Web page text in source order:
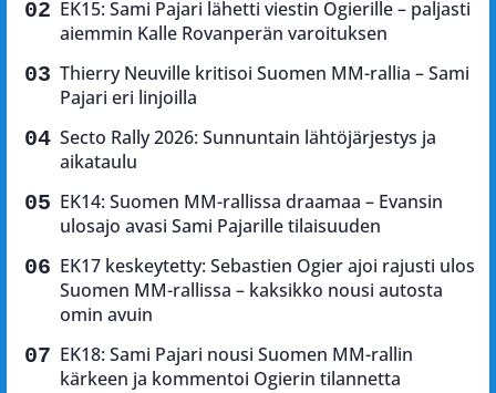
EK15: Sami Pajari lähetti viestin Ogierille – paljasti
aiemmin Kalle Rovanperän varoituksen
Thierry Neuville kritisoi Suomen MM-rallia – Sami
Pajari eri linjoilla
Secto Rally 2026: Sunnuntain lähtöjärjestys ja
aikataulu
EK14: Suomen MM-rallissa draamaa – Evansin
ulosajo avasi Sami Pajarille tilaisuuden
EK17 keskeytetty: Sebastien Ogier ajoi rajusti ulos
Suomen MM-rallissa – kaksikko nousi autosta
omin avuin
EK18: Sami Pajari nousi Suomen MM-rallin
kärkeen ja kommentoi Ogierin tilannetta